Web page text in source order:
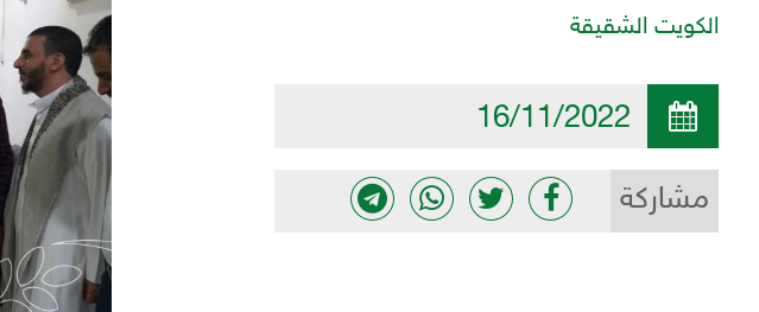
الكويت الشقيقة
مشاركة